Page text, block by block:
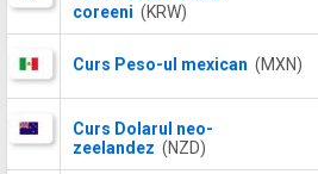
coreeni (KRW)
Curs Peso-ul mexican (MXN)
Curs Dolarul neo-
zeelandez (NZD)